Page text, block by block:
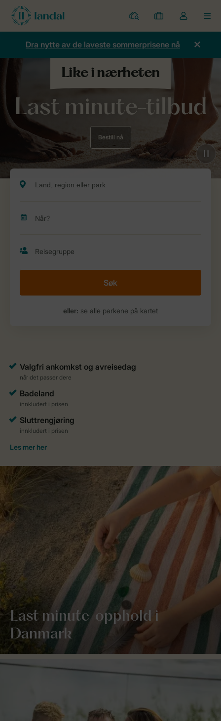
Parker
Mine
bestillinger
Toggle
the
my
Dra nytte av de laveste sommerprisene nå
Last minute-tilbud
Bestill nå
Søk
eller: se alle parkene på kartet
Last minute-opphold i
Danmark